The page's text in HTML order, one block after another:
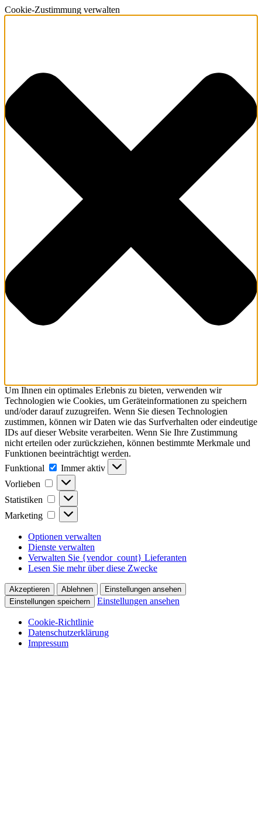
Cookie-Zustimmung verwalten
Um Ihnen ein optimales Erlebnis zu bieten, verwenden wir
Technologien wie Cookies, um Geräteinformationen zu speichern
und/oder darauf zuzugreifen. Wenn Sie diesen Technologien
zustimmen, können wir Daten wie das Surfverhalten oder eindeutige
IDs auf dieser Website verarbeiten. Wenn Sie Ihre Zustimmung
nicht erteilen oder zurückziehen, können bestimmte Merkmale und
Funktionen beeinträchtigt werden.
Funktional
Funktional
Immer aktiv
Vorlieben
Vorlieben
Statistiken Statistiken
Marketing Marketing
Optionen verwalten
Dienste verwalten
Verwalten Sie {vendor_count} Lieferanten
Lesen Sie mehr über diese Zwecke
Akzeptieren Ablehnen
Einstellungen ansehen
Einstellungen speichern
Einstellungen ansehen
Cookie-Richtlinie
Datenschutzerklärung
Impressum